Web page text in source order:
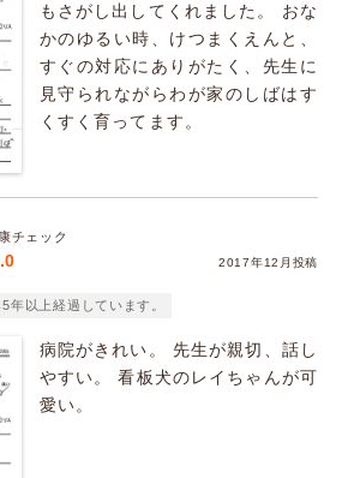
もさがし出してくれました。 おな
かのゆるい時、けつまくえんと、
すぐの対応にありがたく、先生に
見守られながらわが家のしばはす
くすく育ってます。
チェック
2017年12月投稿
年以上経過しています。
病院がきれい。 先生が親切、話し
やすい。 看板犬のレイちゃんが可
愛い。